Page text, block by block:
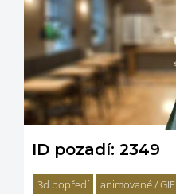
ID pozadí: 2349
3d popředí animované / GIF